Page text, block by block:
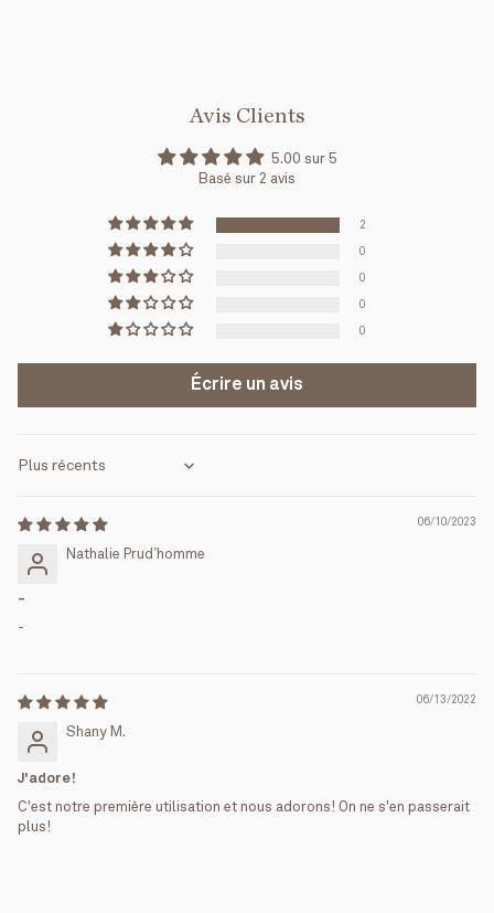
Avis Clients
5.00 sur 5
Basé sur 2 avis
2
0
0
0
0
Écrire un avis
Sort by
06/10/2023
Nathalie Prud’homme
-
-
06/13/2022
Shany M.
J'adore!
C'est notre première utilisation et nous adorons! On ne s'en passerait
plus!